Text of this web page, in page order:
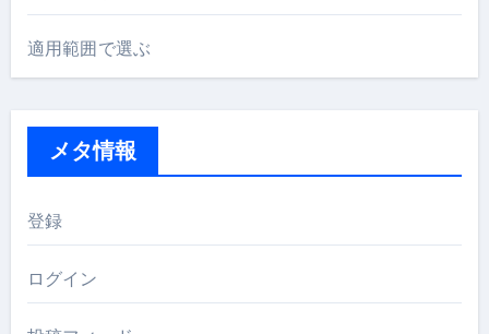
適用範囲で選ぶ
メタ情報
登録
ログイン